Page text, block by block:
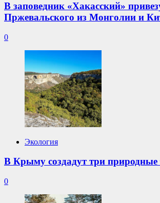
В заповедник «Хакасский»
Пржевальского из Монголии и
0
Экология
В Крыму создадут три природные
0